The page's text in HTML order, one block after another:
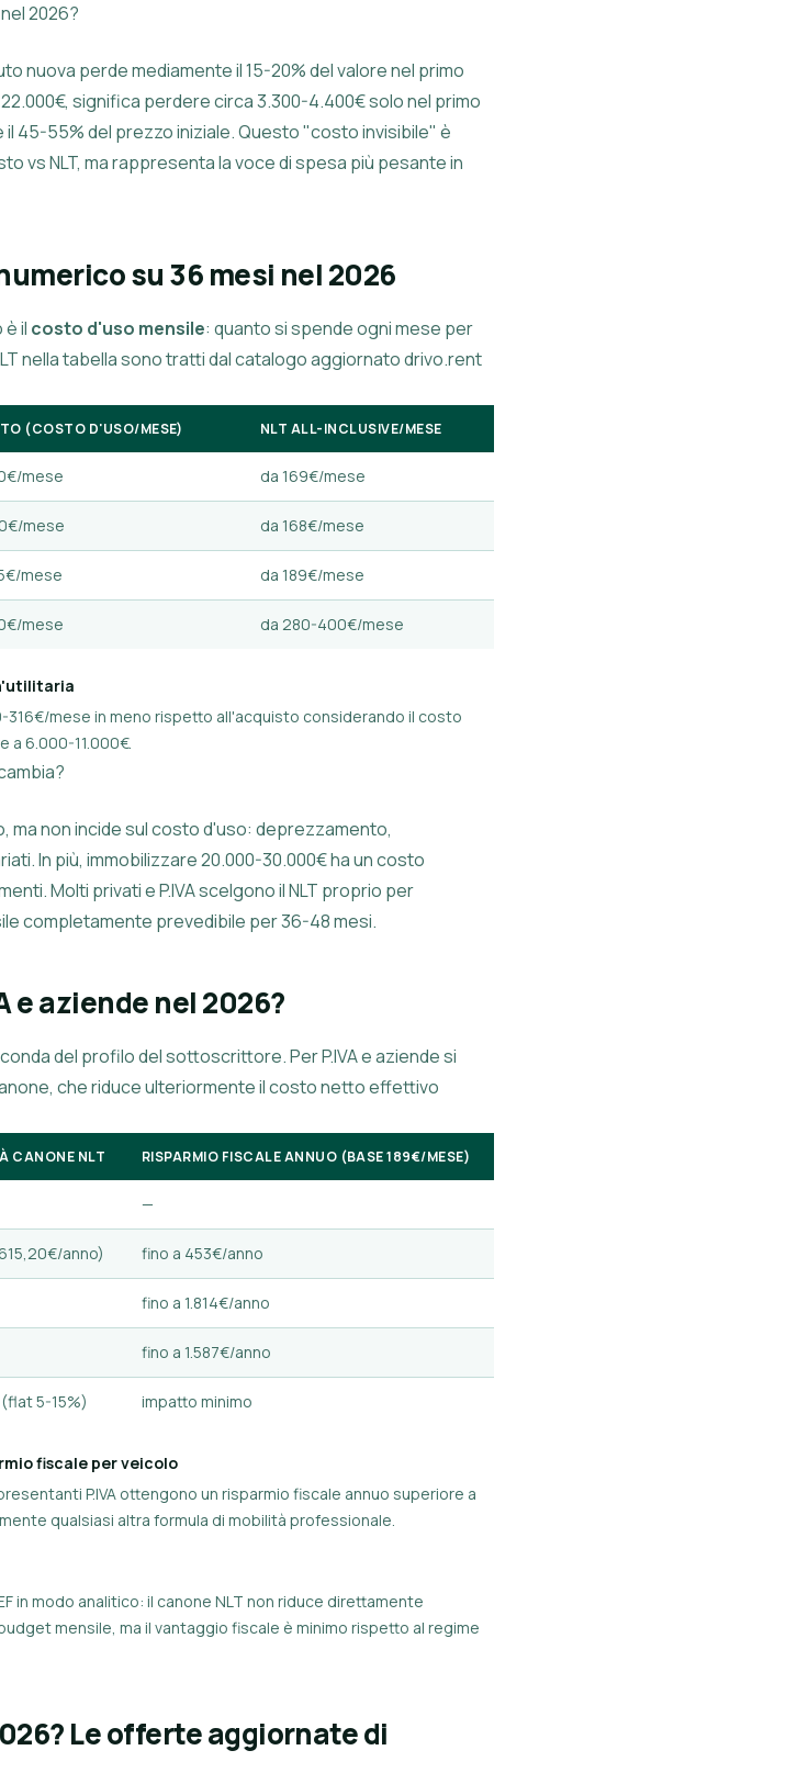
2026?
nuova perde mediamente il 15-20% del valore nel primo
significa perdere circa 3.300-4.400€ solo nel primo
45-55% del prezzo iniziale. Questo "costo invisibile" è
vs NLT, ma rappresenta la voce di spesa più pesante in
su 36 mesi nel 2026
il costo d'uso mensile: quanto si spende ogni mese per
nella tabella sono tratti dal catalogo aggiornato drivo.rent
(COSTO D'USO/MESE) NLT ALL-INCLUSIVE/MESE
mese da 169€/mese
mese da 168€/mese
mese da 189€/mese
mese da 280-400€/mese
316€/mese in meno rispetto all'acquisto considerando il costo
a 6.000-11.000€.
ma non incide sul costo d'uso: deprezzamento,
In più, immobilizzare 20.000-30.000€ ha un costo
Molti privatie P.IVA scelgono il NLT proprio per
completamente prevedibile per 36-48 mesi.
e aziende nel 2026?
del profilo del sottoscrittore. Per P.IVA eaziendesi
che riduce ulteriormente il costo netto effettivo
CANONE NLT RISPARMIO FISCALE ANNUO (BASE 189€/MESE)
—
anno) fino a 453€/anno
fino a 1.814€/anno
fino a 1.587€/anno
5-15%) impatto minimo
fiscale per veicolo
P.IVA ottengono un risparmio fiscale annuo superiore a
qualsiasi altra formula di mobilità professionale.
in modo analitico: il canone NLT non riduce direttamente
mensile, ma il vantaggio fiscale è minimo rispetto al regime
Le offerte aggiornate di